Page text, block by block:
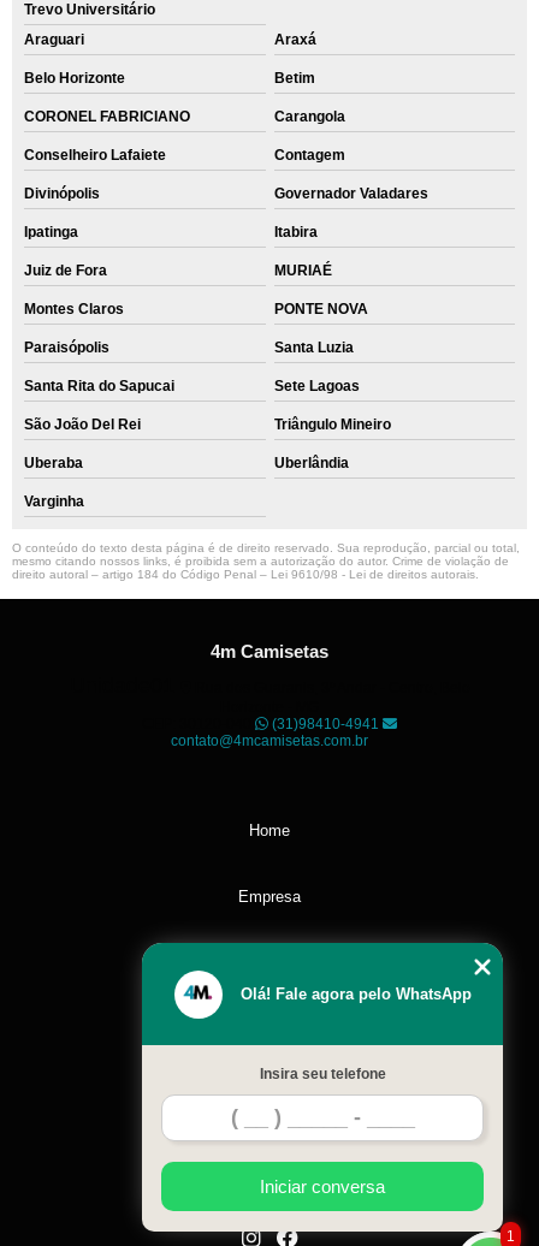
Trevo Universitário
Araguari
Araxá
Belo Horizonte Betim
CORONEL FABRICIANO Carangola
Conselheiro Lafaiete Contagem
Divinópolis Governador Valadares
Ipatinga Itabira
Juiz de Fora MURIAÉ
Montes Claros PONTE NOVA
Paraisópolis Santa Luzia
Santa Rita do Sapucai Sete Lagoas
São João Del Rei Triângulo Mineiro
Uberaba Uberlândia
Varginha
O conteúdo do texto desta página é de direito reservado. Sua reprodução, parcial ou total,
mesmo citando nossos links, é proibida sem a autorização do autor. Crime de violação de
direito autoral – artigo 184 do Código Penal – Lei 9610/98 - Lei de direitos autorais
4m Camisetas
(31)98410-4941
contato@4mcamisetas.com.br
Home
Empresa
Contato
Mapa do site
1
Olá! Fale agora pelo WhatsApp
Insira seu telefone
Iniciar conversa